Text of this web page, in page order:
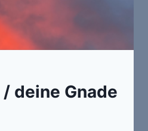
deine Gnade